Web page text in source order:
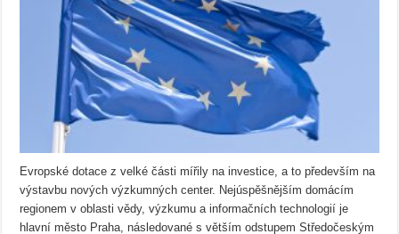
Evropské dotace z velké části mířily na investice, a to především na
výstavbu nových výzkumných center. Nejúspěšnějším domácím
regionem v oblasti vědy, výzkumu a informačních technologií je
hlavní město Praha, následované s větším odstupem Středočeským